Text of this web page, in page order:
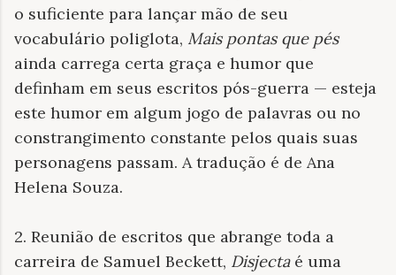
o suficiente para lançar mão de seu
vocabulário poliglota, Mais pontas que pés
ainda carrega certa graça e humor que
definham em seus escritos pós-guerra — esteja
este humor em algum jogo de palavras ou no
constrangimento constante pelos quais suas
personagens passam. A tradução é de Ana
Helena Souza.
2. Reunião de escritos que abrange toda a
carreira de Samuel Beckett, Disjectaé uma